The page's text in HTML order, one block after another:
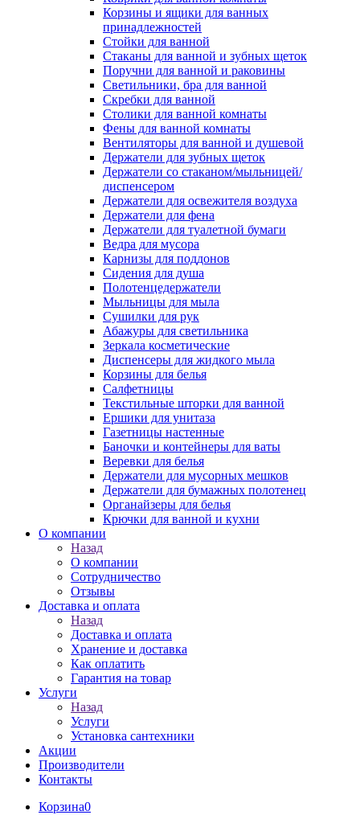
Корзины и ящики для ванных
принадлежностей
Стойки для ванной
Стаканы для ванной и зубных щеток
Поручни для ванной и раковины
Светильники, бра для ванной
Скребки для ванной
Столики для ванной комнаты
Фены для ванной комнаты
Вентиляторы для ванной и душевой
Держатели для зубных щеток
Держатели со стаканом/мыльницей/
диспенсером
Держатели для освежителя воздуха
Держатели для фена
Держатели для туалетной бумаги
Ведра для мусора
Карнизы для поддонов
Сидения для душа
Полотенцедержатели
Мыльницы для мыла
Сушилки для рук
Абажуры для светильника
Зеркала косметические
Диспенсеры для жидкого мыла
Корзины для белья
Салфетницы
Текстильные шторки для ванной
Ершики для унитаза
Газетницы настенные
Баночки и контейнеры для ваты
Веревки для белья
Держатели для мусорных мешков
Держатели для бумажных полотенец
Органайзеры для белья
Крючки для ванной и кухни
О компании
Назад
О компании
Сотрудничество
Отзывы
Доставка и оплата
Назад
Доставка и оплата
Хранение и доставка
Как оплатить
Гарантия на товар
Услуги
Назад
Услуги
Установка сантехники
Акции
Производители
Контакты
Корзина0